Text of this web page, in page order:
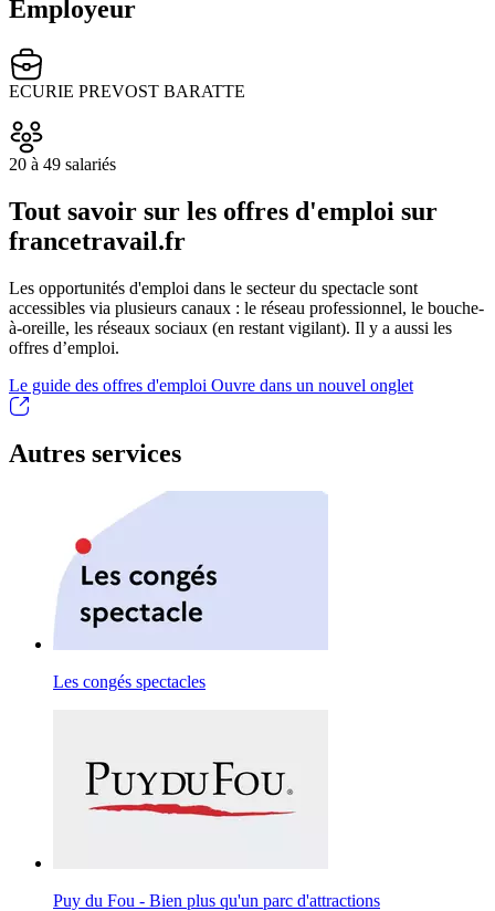
Employeur
ECURIE PREVOST BARATTE
20 à 49 salariés
Tout savoir sur les offres d'emploi sur
francetravail.fr
Les opportunités d'emploi dans le secteur du spectacle sont
accessibles via plusieurs canaux : le réseau professionnel, le bouche-
à-oreille, les réseaux sociaux (en restant vigilant). Il y a aussi les
offres d’emploi.
Le guide des offres d'emploi Ouvre dans un nouvel onglet
Autres services
Les congés spectacles
Puy du Fou - Bien plus qu'un parc d'attractions